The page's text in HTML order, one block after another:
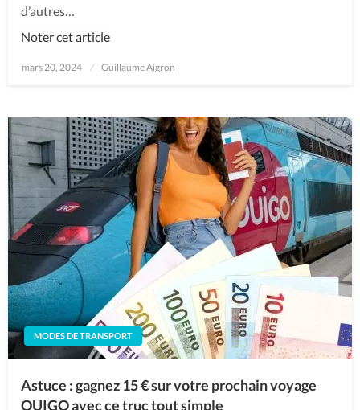
d’autres…
Noter cet article
Posted
mars 20, 2024 Guillaume Aigron
MODES DE TRANSPORT
Astuce : gagnez 15 € sur votre prochain voyage
OUIGO avec ce truc tout simple